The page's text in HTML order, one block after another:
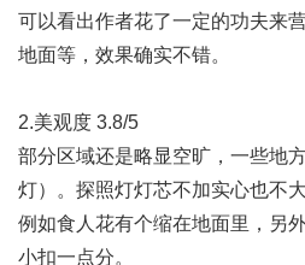
可以看出作者花了一定的功夫来
地面等，效果确实不错。
2.美观度 3.8/5
部分区域还是略显空旷，一些地
灯）。探照灯灯芯不加实心也不
例如食人花有个缩在地面里，另
小扣一点分。